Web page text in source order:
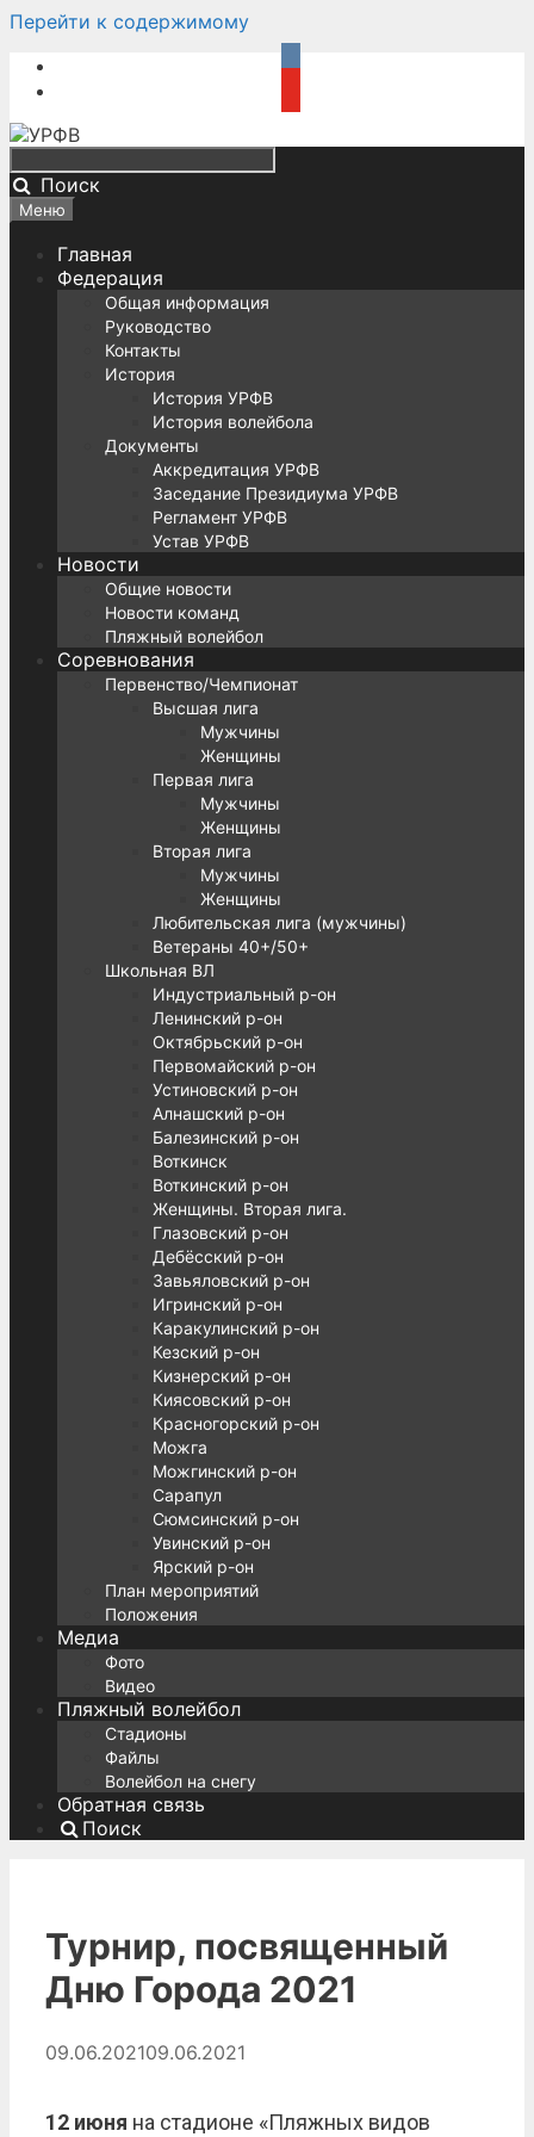
Перейти к содержимому
Поиск
Меню
Главная
Федерация
Общая информация
Руководство
Контакты
История
История УРФВ
История волейбола
Документы
Аккредитация УРФВ
Заседание Президиума УРФВ
Регламент УРФВ
Устав УРФВ
Новости
Общие новости
Новости команд
Пляжный волейбол
Соревнования
Первенство/Чемпионат
Высшая лига
Мужчины
Женщины
Первая лига
Мужчины
Женщины
Вторая лига
Мужчины
Женщины
Любительская лига (мужчины)
Ветераны 40+/50+
Школьная ВЛ
Индустриальный р-он
Ленинский р-он
Октябрьский р-он
Первомайский р-он
Устиновский р-он
Алнашский р-он
Балезинский р-он
Воткинск
Воткинский р-он
Женщины. Вторая лига.
Глазовский р-он
Дебёсский р-он
Завьяловский р-он
Игринский р-он
Каракулинский р-он
Кезский р-он
Кизнерский р-он
Киясовский р-он
Красногорский р-он
Можга
Можгинский р-он
Сарапул
Сюмсинский р-он
Увинский р-он
Ярский р-он
План мероприятий
Положения
Медиа
Фото
Видео
Пляжный волейбол
Стадионы
Файлы
Волейбол на снегу
Обратная связь
Поиск
Турнир, посвященный
Дню Города 2021
09.06.202109.06.2021
12 июня на стадионе «Пляжных видов